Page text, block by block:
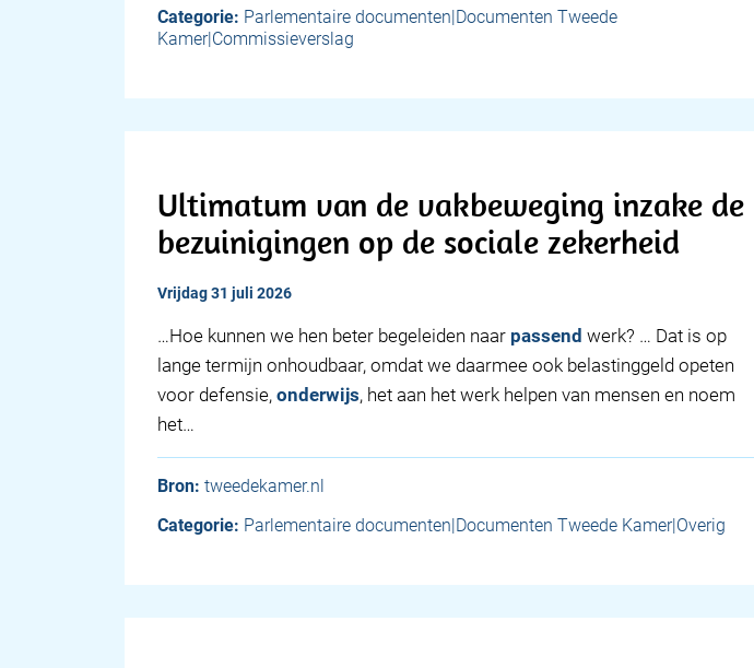
Categorie: Parlementaire documenten|Documenten Tweede
Kamer|Commissieverslag
Ultimatum van de vakbeweging inzake de
bezuinigingen op de sociale zekerheid
vrijdag 31 juli 2026
…Hoe kunnen we hen beter begeleiden naar passend werk? … Dat is op
lange termijn onhoudbaar, omdat we daarmee ook belastinggeld opeten
voor defensie, onderwijs, het aan het werk helpen van mensen en noem
het…
Bron: tweedekamer.nl
Categorie: Parlementaire documenten|Documenten Tweede Kamer|Overig